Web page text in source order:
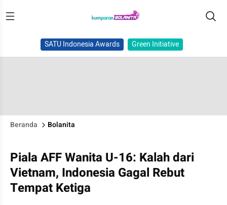
SATU Indonesia Awards Green Initiative
Beranda Bolanita
Piala AFF Wanita U-16: Kalah dari
Vietnam, Indonesia Gagal Rebut
Tempat Ketiga